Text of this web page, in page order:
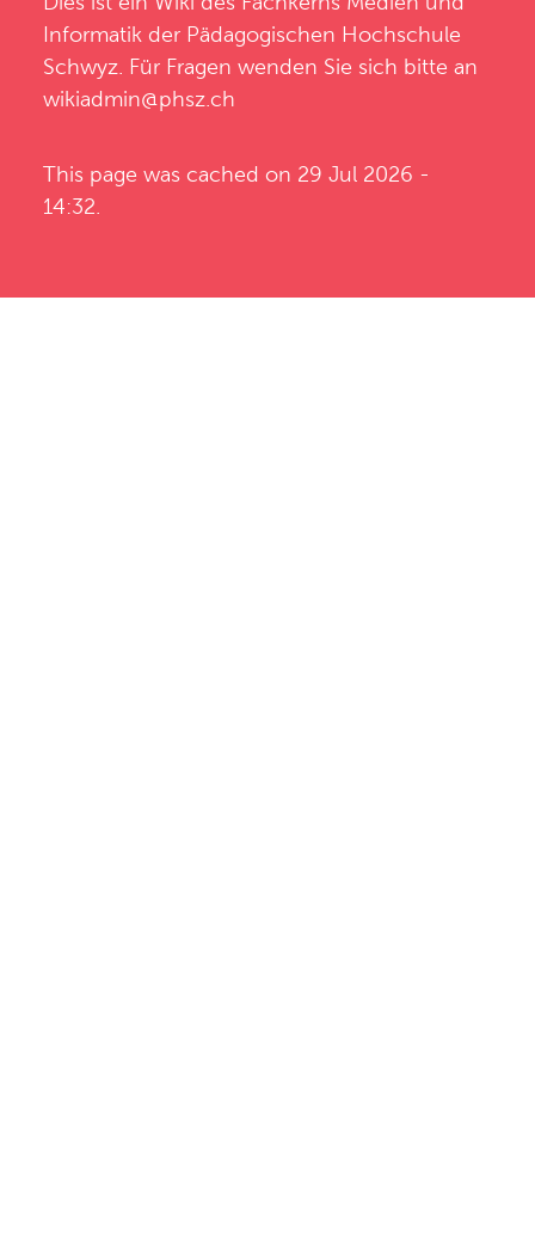
Informatik der Pädagogischen Hochschule
Schwyz . Für Fragen wenden Sie sich bitte an
wikiadmin@phsz.ch
This page was cached on 29 Jul 2026 -
14:32.